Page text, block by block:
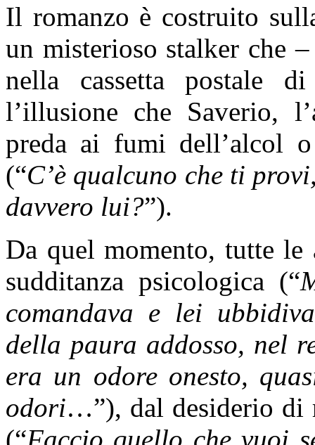
Il romanzo è costruito
un misterioso stalker che
nella cassetta postale
l’illusione che Saverio,
preda ai fumi dell’alcol
(“C’è qualcuno che ti
davvero lui?”).
Da quel momento, tutte
sudditanza psicologica (“
comandava e lei ubbidiva
della paura addosso, nel
era un odore onesto,
odori…”), dal desiderio di
(“Faccio quello che vuoi